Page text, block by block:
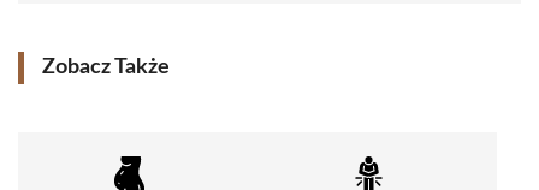
Zobacz Także